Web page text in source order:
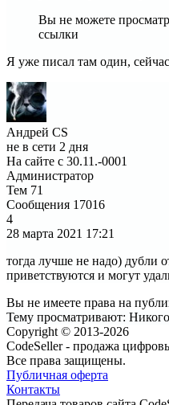
Вы не можете
ссылки
Я уже писал там один,
Андрей CS
не в сети 2 дня
На сайте с 30.11.-0001
Администратор
Тем 71
Сообщения 17016
4
28 марта 2021 17:21
тогда лучше не надо) дубли
приветствуются и могут
Вы не имеете права на
Тему просматривают:
Copyright © 2013-2026
CodeSeller - продажа
Все права защищены.
Публичная оферта
Контакты